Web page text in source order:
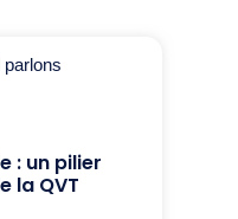
: un pilier
la QVT